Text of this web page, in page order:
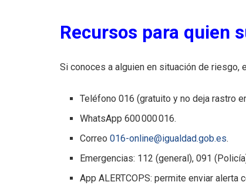
Recursos para quien
Si conoces a alguien en situación de
Teléfono 016 (gratuito y no deja rastro
WhatsApp 600 000 016.
Correo016-online@igualdad.gob.es.
Emergencias: 112 (general), 091
App ALERTCOPS: permite enviar